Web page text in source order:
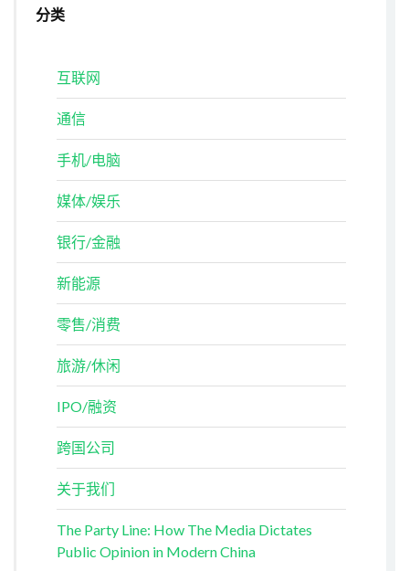
分类
互联网
通信
手机/电脑
媒体/娱乐
银行/金融
新能源
零售/消费
旅游/休闲
IPO/融资
跨国公司
关于我们
The Party Line: How The Media Dictates
Public Opinion in Modern China